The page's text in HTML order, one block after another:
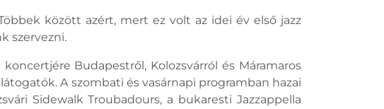
között azért, mert ez volt az idei év első jazz
szervezni.
Budapestről, Kolozsvárról és Máramaros
A szombati és vasárnapi programban hazai
Sidewalk Troubadours, a bukaresti Jazzappella